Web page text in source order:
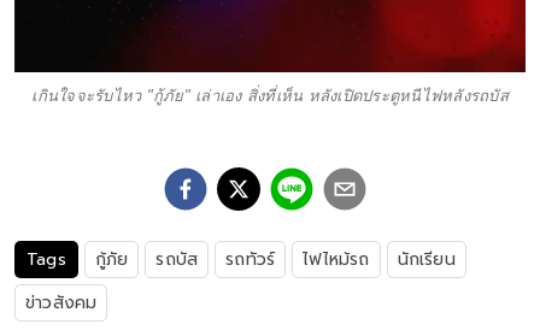
เกินใจจะรับไหว "กู้ภัย" เล่าเอง สิ่งที่เห็น หลังเปิดประตูหนีไฟหลังรถบัส
Tags กู้ภัย รถบัส รถทัวร์ ไฟไหม้รถ
นักเรียน
ข่าวสังคม